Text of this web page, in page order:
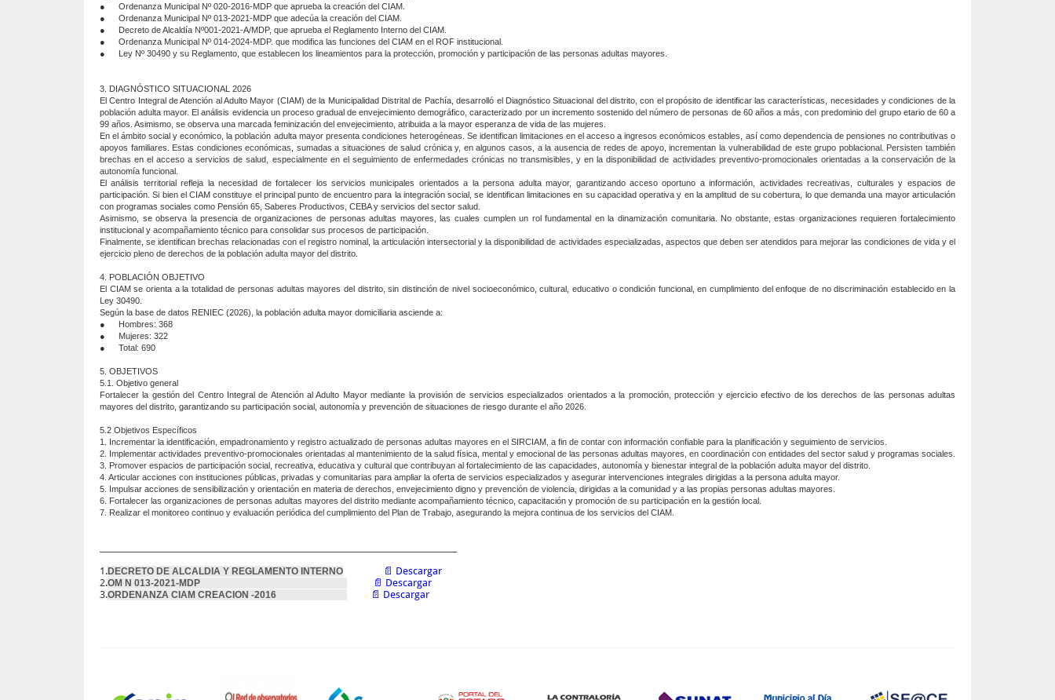
●
Ordenanza Municipal Nº 020-2016-MDP que aprueba la creación del CIAM.
●
Ordenanza Municipal Nº 013-2021-MDP que adecúa la creación del CIAM.
●
Decreto de Alcaldía Nº001-2021-A/MDP, que aprueba el Reglamento Interno del CIAM.
●
Ordenanza Municipal Nº 014-2024-MDP. que modifica las funciones del CIAM en el ROF institucional.
●
Ley Nº 30490 y su Reglamento, que establecen los lineamientos para la protección, promoción y participación de las personas adultas mayores.
3. DIAGNÓSTICO SITUACIONAL 2026
El Centro Integral de Atención al Adulto Mayor (CIAM) de la Municipalidad Distrital de Pachía, desarrolló el Diagnóstico Situacional del distrito, con el propósito de identificar las características, necesidades y condiciones de la
población adulta mayor. El análisis evidencia un proceso gradual de envejecimiento demográfico, caracterizado por un incremento sostenido del número de personas de 60 años a más, con predominio del grupo etario de 60 a
99 años. Asimismo, se observa una marcada feminización del envejecimiento, atribuida a la mayor esperanza de vida de las mujeres.
En el ámbito social y económico, la población adulta mayor presenta condiciones heterogéneas. Se identifican limitaciones en el acceso a ingresos económicos estables, así como dependencia de pensiones no contributivas o
apoyos familiares. Estas condiciones económicas, sumadas a situaciones de salud crónica y, en algunos casos, a la ausencia de redes de apoyo, incrementan la vulnerabilidad de este grupo poblacional. Persisten también
brechas en el acceso a servicios de salud, especialmente en el seguimiento de enfermedades crónicas no transmisibles, y en la disponibilidad de actividades preventivo-promocionales orientadas a la conservación de la
autonomía funcional.
El análisis territorial refleja la necesidad de fortalecer los servicios municipales orientados a la persona adulta mayor, garantizando acceso oportuno a información, actividades recreativas, culturales y espacios de
participación. Si bien el CIAM constituye el principal punto de encuentro para la integración social, se identifican limitaciones en su capacidad operativa y en la amplitud de su cobertura, lo que demanda una mayor articulación
con programas sociales como Pensión 65, Saberes Productivos, CEBA y servicios del sector salud.
Asimismo, se observa la presencia de organizaciones de personas adultas mayores, las cuales cumplen un rol fundamental en la dinamización comunitaria. No obstante, estas organizaciones requieren fortalecimiento
institucional y acompañamiento técnico para consolidar sus procesos de participación.
Finalmente, se identifican brechas relacionadas con el registro nominal, la articulación intersectorial y la disponibilidad de actividades especializadas, aspectos que deben ser atendidos para mejorar las condiciones de vida y el
ejercicio pleno de derechos de la población adulta mayor del distrito.
4. POBLACIÓN OBJETIVO
El CIAM se orienta a la totalidad de personas adultas mayores del distrito, sin distinción de nivel socioeconómico, cultural, educativo o condición funcional, en cumplimiento del enfoque de no discriminación establecido en la
Ley 30490.
Según la base de datos RENIEC (2026), la población adulta mayor domiciliaria asciende a:
●
Hombres: 368
●
Mujeres: 322
●
Total: 690
5. OBJETIVOS
5.1. Objetivo general
Fortalecer la gestión del Centro Integral de Atención al Adulto Mayor mediante la provisión de servicios especializados orientados a la promoción, protección y ejercicio efectivo de los derechos de las personas adultas
mayores del distrito, garantizando su participación social, autonomía y prevención de situaciones de riesgo durante el año 2026.
5.2 Objetivos Específicos
1. Incrementar la identificación, empadronamiento y registro actualizado de personas adultas mayores en el SIRCIAM, a fin de contar con información confiable para la planificación y seguimiento de servicios.
2. Implementar actividades preventivo-promocionales orientadas al mantenimiento de la salud física, mental y emocional de las personas adultas mayores, en coordinación con entidades del sector salud y programas sociales.
3. Promover espacios de participación social, recreativa, educativa y cultural que contribuyan al fortalecimiento de las capacidades, autonomía y bienestar integral de la población adulta mayor del distrito.
4. Articular acciones con instituciones públicas, privadas y comunitarias para ampliar la oferta de servicios especializados y asegurar intervenciones integrales dirigidas a la persona adulta mayor.
5. Impulsar acciones de sensibilización y orientación en materia de derechos, envejecimiento digno y prevención de violencia, dirigidas a la comunidad y a las propias personas adultas mayores.
6. Fortalecer las organizaciones de personas adultas mayores del distrito mediante acompañamiento técnico, capacitación y promoción de su participación en la gestión local.
7. Realizar el monitoreo continuo y evaluación periódica del cumplimiento del Plan de Trabajo, asegurando la mejora continua de los servicios del CIAM.
1.DECRETO DE ALCALDIA Y REGLAMENTO INTERNO 📄 Descargar
2.OM N 013-2021-MDP 📄 Descargar
3.ORDENANZA CIAM CREACION -2016 📄 Descargar